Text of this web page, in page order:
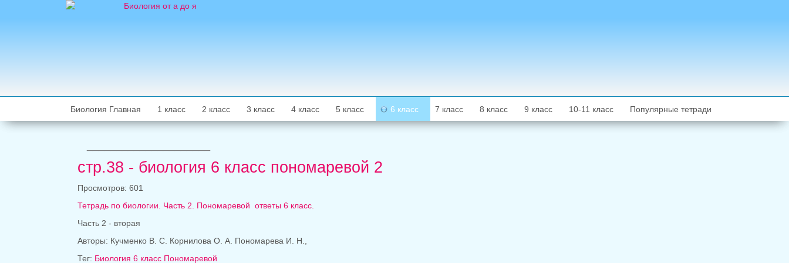
Биология Главная 1 класс 2 класс 3 класс 4 класс 5 класс 6 класс 7 класс 8 класс 9 класс 10-11 класс Популярные тетради
стр.38 - биология 6 класс пономаревой 2
Просмотров: 601
Тетрадь по биологии. Часть 2. Пономаревой ответы 6 класс.
Часть 2 - вторая
Авторы: Кучменко В. С. Корнилова О. А. Пономарева И. Н.,
Тег: Биология 6 класс Пономаревой